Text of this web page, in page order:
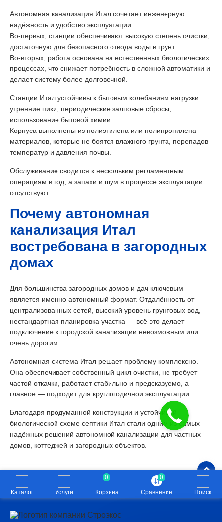
Автономная канализация Итал сочетает инженерную
надёжность и удобство эксплуатации.
Во-первых, станции обеспечивают высокую степень очистки,
достаточную для безопасного отвода воды в грунт.
Во-вторых, работа основана на естественных биологических
процессах, что снижает потребность в сложной автоматики и
делает систему более долговечной.
Станции Итал устойчивы к бытовым колебаниям нагрузки:
утренние пики, периодические залповые сбросы,
использование бытовой химии.
Корпуса выполнены из полиэтилена или полипропилена —
материалов, которые не боятся влажного грунта, перепадов
температур и давления почвы.
Обслуживание сводится к нескольким регламентным
операциям в год, а запахи и шум в процессе эксплуатации
отсутствуют.
Почему автономная
канализация Итал
востребована в загородных
домах
Для большинства загородных домов и дач ключевым
является именно автономный формат. Отдалённость от
централизованных сетей, высокий уровень грунтовых вод,
нестандартная планировка участка — всё это делает
подключение к городской канализации невозможным или
очень дорогим.
Автономная система Итал решает проблему комплексно.
Она обеспечивает собственный цикл очистки, не требует
частой откачки, работает стабильно и предсказуемо, а
главное — подходит для круглогодичной эксплуатации.
Благодаря продуманной конструкции и устойчивой
биологической схеме септики Итал стали одним из самых
надёжных решений автономной канализации для частных
домов, коттеджей и загородных объектов.
Каталог Услуги
0
Корзина
0
Сравнение Поиск